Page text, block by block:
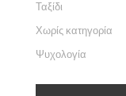
Ταξίδι
Χωρίς κατηγορία
Ψυχολογία